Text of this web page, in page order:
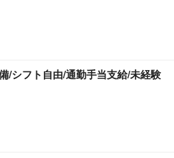
/シフト自由/通勤手当支給/未経験